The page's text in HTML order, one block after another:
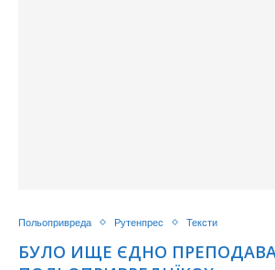
Польопривреда Рутенпрес Тексти
БУЛО ИЩЕ ЄДНО